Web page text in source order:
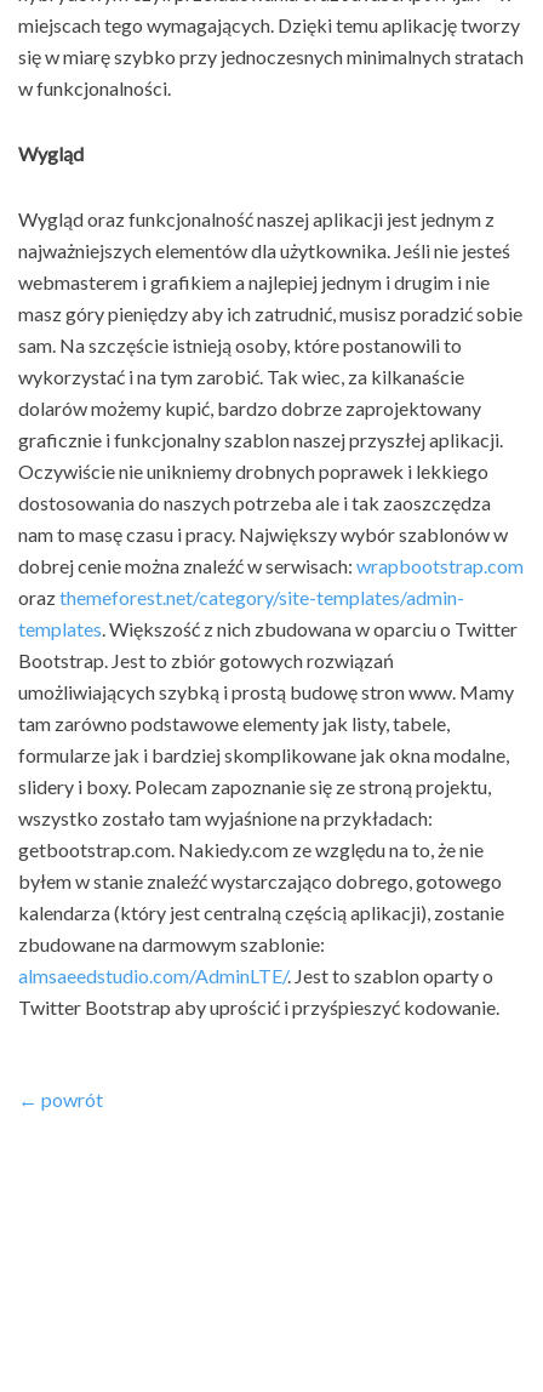
miejscach tego wymagających. Dzięki temu aplikację tworzy
się w miarę szybko przy jednoczesnych minimalnych stratach
w funkcjonalności.
Wygląd
Wygląd oraz funkcjonalność naszej aplikacji jest jednym z
najważniejszych elementów dla użytkownika. Jeśli nie jesteś
webmasterem i grafikiem a najlepiej jednym i drugim i nie
masz góry pieniędzy aby ich zatrudnić, musisz poradzić sobie
sam. Na szczęście istnieją osoby, które postanowili to
wykorzystać i na tym zarobić. Tak wiec, za kilkanaście
dolarów możemy kupić, bardzo dobrze zaprojektowany
graficznie i funkcjonalny szablon naszej przyszłej aplikacji.
Oczywiście nie unikniemy drobnych poprawek i lekkiego
dostosowania do naszych potrzeba ale i tak zaoszczędza
nam to masę czasu i pracy. Największy wybór szablonów w
dobrej cenie można znaleźć w serwisach: wrapbootstrap.com
orazthemeforest.net/category/site-templates/admin-
templates. Większość z nich zbudowana w oparciu o Twitter
Bootstrap. Jest to zbiór gotowych rozwiązań
umożliwiających szybką i prostą budowę stron www. Mamy
tam zarówno podstawowe elementy jak listy, tabele,
formularze jak i bardziej skomplikowane jak okna modalne,
slidery i boxy. Polecam zapoznanie się ze stroną projektu,
wszystko zostało tam wyjaśnione na przykładach:
getbootstrap.com. Nakiedy.com ze względu na to, że nie
byłem w stanie znaleźć wystarczająco dobrego, gotowego
kalendarza (który jest centralną częścią aplikacji), zostanie
zbudowane na darmowym szablonie:
almsaeedstudio.com/AdminLTE/. Jest to szablon oparty o
Twitter Bootstrap aby uprościć i przyśpieszyć kodowanie.
← powrót